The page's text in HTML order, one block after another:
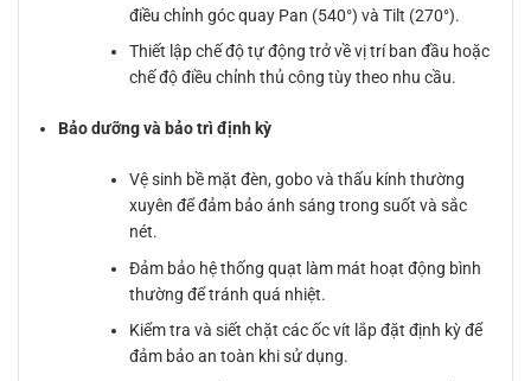
điều chỉnh góc quay Pan (540°) và Tilt (270°).
Thiết lập chế độ tự động trở về vị trí ban đầu hoặc
chế độ điều chỉnh thủ công tùy theo nhu cầu.
Bảo dưỡng và bảo trì định kỳ
Vệ sinh bề mặt đèn, gobo và thấu kính thường
xuyên để đảm bảo ánh sáng trong suốt và sắc
nét.
Đảm bảo hệ thống quạt làm mát hoạt động bình
thường để tránh quá nhiệt.
Kiểm tra và siết chặt các ốc vít lắp đặt định kỳ để
đảm bảo an toàn khi sử dụng.